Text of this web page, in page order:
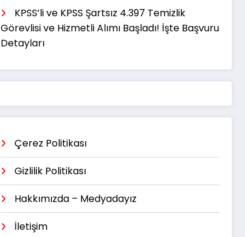
KPSS’li ve KPSS Şartsız 4.397 Temizlik
Görevlisi ve Hizmetli Alımı Başladı! İşte Başvuru
Detayları
Çerez Politikası
Gizlilik Politikası
Hakkımızda – Medyadayız
İletişim